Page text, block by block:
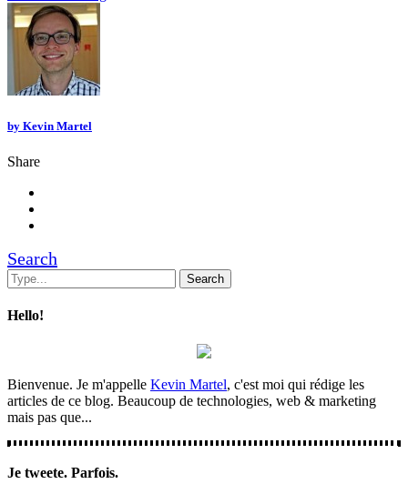
by Kevin Martel
Share
Search
Hello!
Bienvenue. Je m'appelle Kevin Martel, c'est moi qui rédige les
articles de ce blog. Beaucoup de technologies, web & marketing
mais pas que...
Je tweete. Parfois.